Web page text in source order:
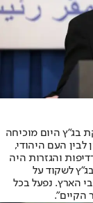
בג"ץ היום מוכיחה
העם היהודי,
והגזרות היה
לשקוד על
הארץ. נפעל בכל
הקיים".